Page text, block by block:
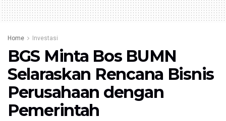
Home Investasi
BGS Minta Bos BUMN
Selaraskan Rencana Bisnis
Perusahaan dengan
Pemerintah